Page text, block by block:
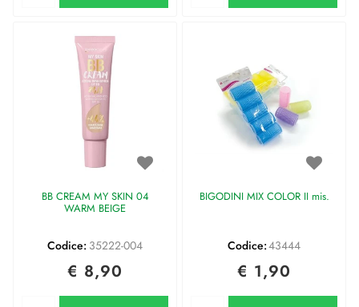
BB CREAM MY SKIN 04
WARM BEIGE
Codice: 35222-004
€ 8,90
BIGODINI MIX COLOR II mis.
Codice:43444
€ 1,90